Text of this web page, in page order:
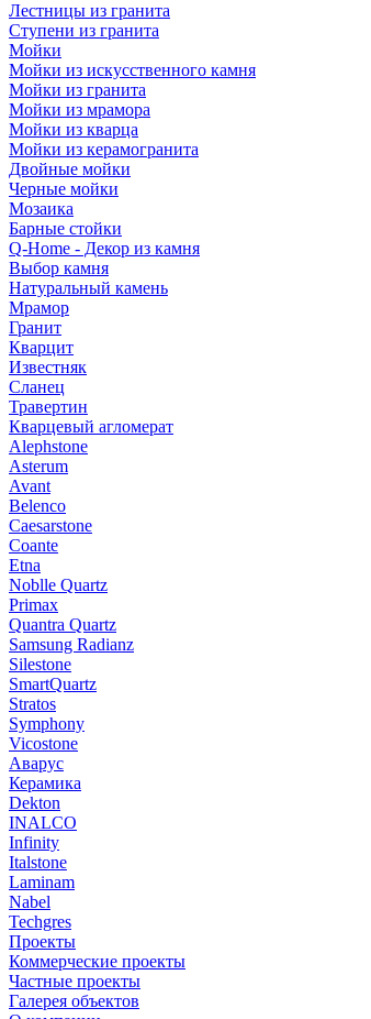
Лестницы из гранита
Ступени из гранита
Мойки
Мойки из искусственного камня
Мойки из гранита
Мойки из мрамора
Мойки из кварца
Мойки из керамогранита
Двойные мойки
Черные мойки
Мозаика
Барные стойки
Q-Home - Декор из камня
Выбор камня
Натуральный камень
Мрамор
Гранит
Кварцит
Известняк
Сланец
Травертин
Кварцевый агломерат
Alephstone
Asterum
Avant
Belenco
Caesarstone
Coante
Etna
Noblle Quartz
Primax
Quantra Quartz
Samsung Radianz
Silestone
SmartQuartz
Stratos
Symphony
Vicostone
Аварус
Керамика
Dekton
INALCO
Infinity
Italstone
Laminam
Nabel
Techgres
Проекты
Коммерческие проекты
Частные проекты
Галерея объектов